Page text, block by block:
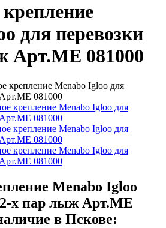
для перевозки
Арт.ME 081000
крепление Menabo Igloo для
081000
Menabo Igloo
х пар лыж Арт.ME
в Пскове: